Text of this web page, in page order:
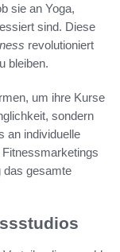
sie an Yoga,
sind. Diese
revolutioniert
bleiben.
um ihre Kurse
sondern
an individuelle
das gesamte